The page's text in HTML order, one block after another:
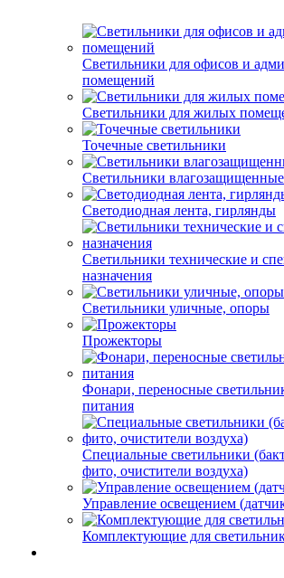
Светильники для офисов и
помещений
Светильники для жилых
Точечные светильники
Светильники влагозащищенные
Светодиодная лента, гирлянды
Светильники технические и
назначения
Светильники уличные, опоры
Прожекторы
Фонари, переносные
питания
Специальные светильники
фито, очистители воздуха)
Управление освещением
Комплектующие для